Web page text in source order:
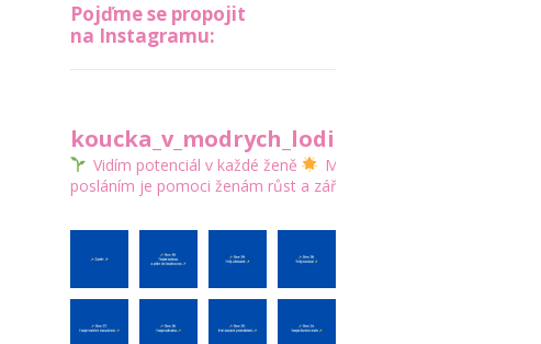
Pojďme se propojit
na Instagramu:
koucka_v_modrych_lodickach
Vidím potenciál v každé ženě
Mým
posláním je pomoci ženám růst a zářit